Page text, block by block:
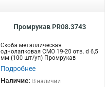
Промрукав PR08.3743
Скоба металлическая
однолапковая СМО 19-20 отв. d 6,5
мм (100 шт/уп) Промрукав
Подробнее
Наличие: В наличии